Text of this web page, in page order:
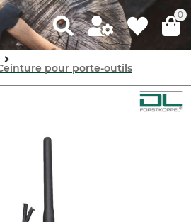
0
pour porte-outils